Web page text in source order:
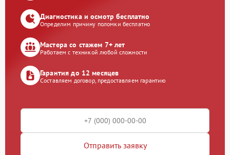
Диагностика и осмотр бесплатно
Определим причину поломки бесплатно
Мастера со стажем 7+ лет
Работаем с техникой любой сложности
Гарантия до 12 месяцев
Составляем договор, предоставляем гарантию
Отправить заявку